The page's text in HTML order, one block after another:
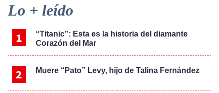
Primary
Sidebar
Lo + leído
“Titanic”: Esta es la historia del diamante
Corazón del Mar
Muere “Pato” Levy, hijo de Talina Fernández